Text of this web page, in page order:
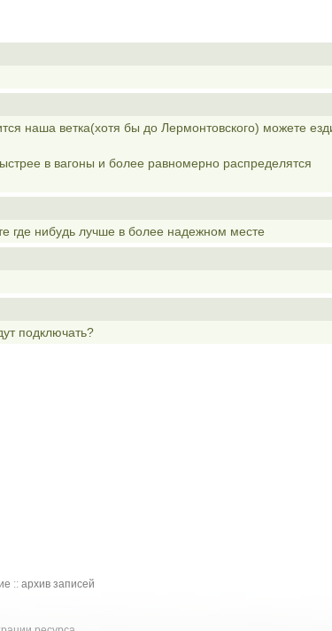
наша ветка(хотя бы до Лермонтовского) можете
в вагоны и более равномерно распределятся
где нибудь лучше в более надежном месте
подключать?
:: архив записей